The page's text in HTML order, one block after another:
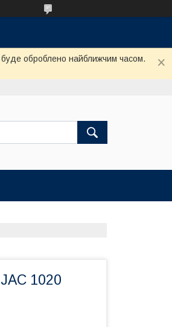
оброблено найближчим часом.
1020